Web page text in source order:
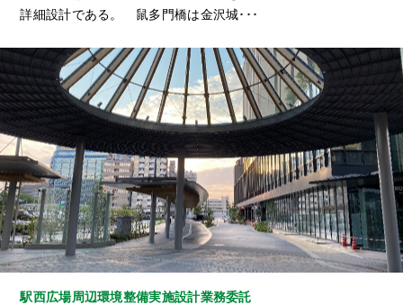
詳細設計である。 鼠多門橋は金沢城･･･
駅西広場周辺環境整備実施設計業務委託